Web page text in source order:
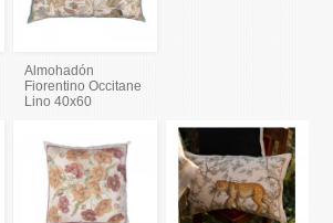
Almohadón
Fiorentino Occitane
Lino 40x60